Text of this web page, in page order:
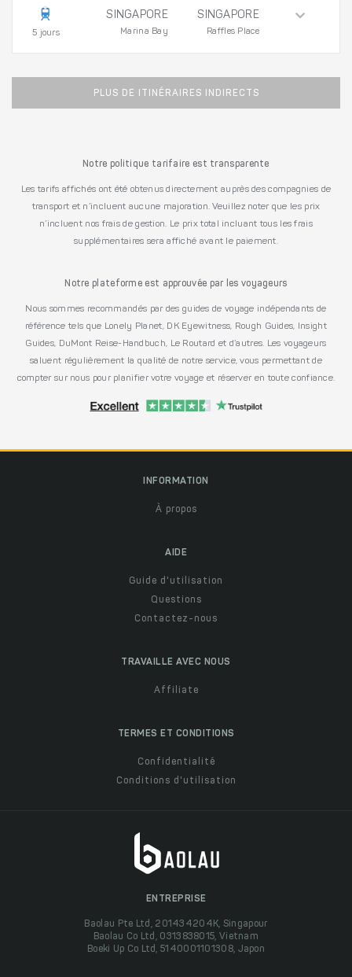
5 jours
SINGAPORE
Marina Bay
SINGAPORE
Raffles Place
PLUS DE ITINÉRAIRES INDIRECTS
Notre politique tarifaire est transparente
Les tarifs affichés ont été obtenus directement auprès des compagnies de
transport et n’incluent aucune majoration. Veuillez noter que les prix
n’incluent nos frais de gestion. Le prix total incluant tous les frais
supplémentaires sera affiché avant le paiement.
Notre plateforme est approuvée par les voyageurs
Nous sommes recommandés par des guides de voyage indépendants de
référence tels que Lonely Planet, DK Eyewitness, Rough Guides, Insight
Guides, DuMont Reise-Handbuch, Le Routard et d’autres. Les voyageurs
saluent régulièrement la qualité de notre service, vous permettant de
compter sur nous pour planifier votre voyage et réserver en toute confiance.
INFORMATION
À propos
AIDE
Guide d'utilisation
Questions
Contactez-nous
TRAVAILLE AVEC NOUS
Affiliate
TERMES ET CONDITIONS
Confidentialité
Conditions d'utilisation
ENTREPRISE
Baolau Pte Ltd, 201434204K, Singapour
Baolau Co Ltd, 0313838015, Vietnam
Boeki Up Co Ltd, 5140001101308, Japon